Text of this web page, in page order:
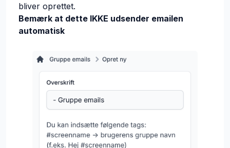
bliver oprettet.
Bemærk at dette IKKE udsender emailen
automatisk